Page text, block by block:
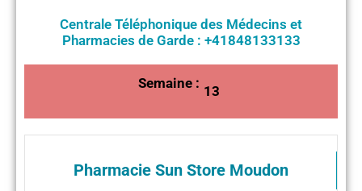
Centrale Téléphonique des Médecins et
Pharmacies de Garde : +41848133133
Semaine : 13
Pharmacie Sun Store Moudon